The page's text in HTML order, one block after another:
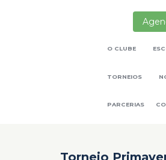
O CLUBE
TORNEIOS
PARCERIAS
Torneio